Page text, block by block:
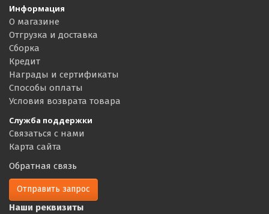
Информация
О магазине
Отгрузка и доставка
Сборка
Кредит
Награды и сертификаты
Способы оплаты
Условия возврата товара
Служба поддержки
Связаться с нами
Карта сайта
Обратная связь
Отправить запрос
Наши реквизиты